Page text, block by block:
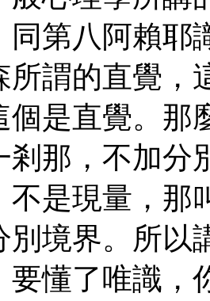
同第八阿賴耶
所謂的直覺，
個是直覺。那
剎那，不加分
不是現量，那
別境界。所以
要懂了唯識，